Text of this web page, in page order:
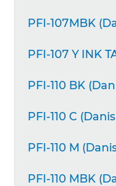
PFI-107MBK
PFI-107 Y INK
PFI-110 BK
PFI-110 C
PFI-110 M
PFI-110 MBK